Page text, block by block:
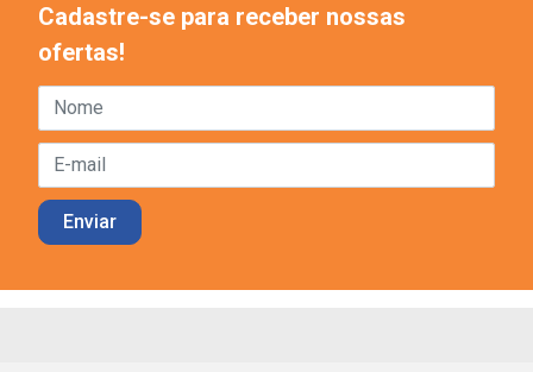
Cadastre-se para receber nossas
ofertas!